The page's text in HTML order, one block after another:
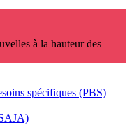
à la hauteur des
spécifiques (PBS)